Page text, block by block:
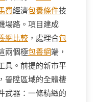
費經濟包養條件技
場路。項目建成
網比較 ，處理合包
兩個極包養網端，
具。前提的新市平
晉陞區域的全體棲
武器：一條精緻的